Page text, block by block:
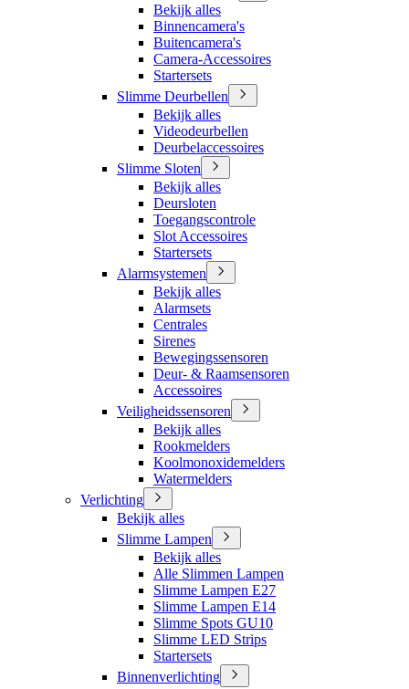
Bekijk alles
Binnencamera's
Buitencamera's
Camera-Accessoires
Startersets
Slimme Deurbellen
Bekijk alles
Videodeurbellen
Deurbelaccessoires
Slimme Sloten
Bekijk alles
Deursloten
Toegangscontrole
Slot Accessoires
Startersets
Alarmsystemen
Bekijk alles
Alarmsets
Centrales
Sirenes
Bewegingssensoren
Deur- & Raamsensoren
Accessoires
Veiligheidssensoren
Bekijk alles
Rookmelders
Koolmonoxidemelders
Watermelders
Verlichting
Bekijk alles
Slimme Lampen
Bekijk alles
Alle Slimmen Lampen
Slimme Lampen E27
Slimme Lampen E14
Slimme Spots GU10
Slimme LED Strips
Startersets
Binnenverlichting